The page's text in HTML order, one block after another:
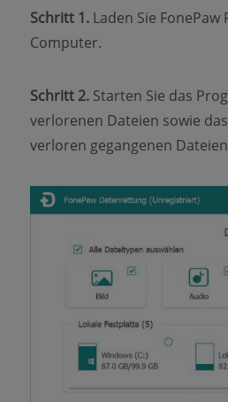
Schritt 1. Laden Sie
Computer.
Schritt 2. Starten Sie das
verlorenen Dateien sowie
verloren gegangenen